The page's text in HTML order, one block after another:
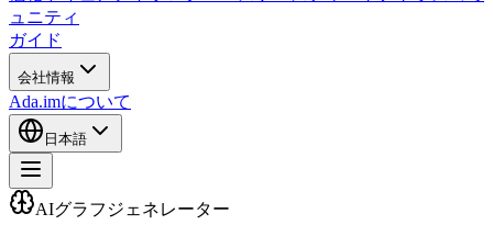
ュニティ
ガイド
会社情報
Ada.imについて
日本語
AIグラフジェネレーター